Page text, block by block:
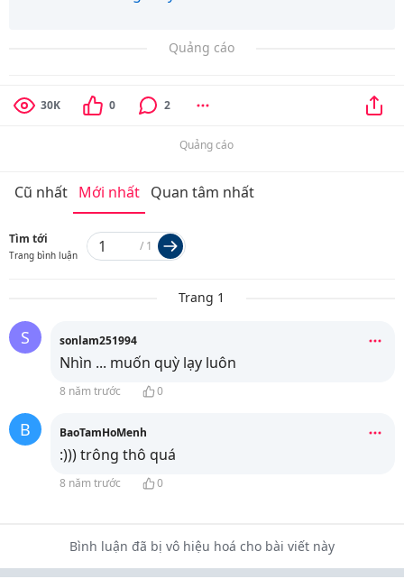
Quảng cáo
30K 0 2
Quảng cáo
Cũ nhất Mới nhất Quan tâm nhất
Tìm tới
Trang bình luận
/ 1
Trang 1
S sonlam251994
Nhìn ... muốn quỳ lạy luôn
8 năm trước 0
B BaoTamHoMenh
:))) trông thô quá
8 năm trước 0
Bình luận đã bị vô hiệu hoá cho bài viết này